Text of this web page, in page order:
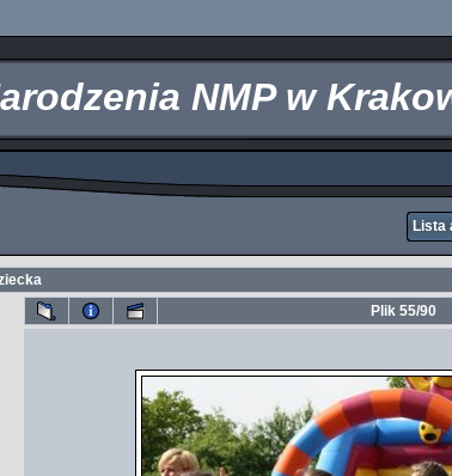
NMP w
Lista
Plik 55/90